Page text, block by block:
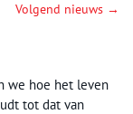
Volgend nieuws →
we hoe het leven
tot dat van